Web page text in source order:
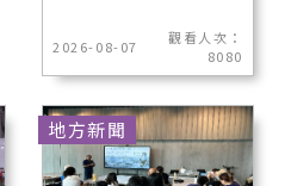
2026-08-07
觀看人次：
8080
地方新聞